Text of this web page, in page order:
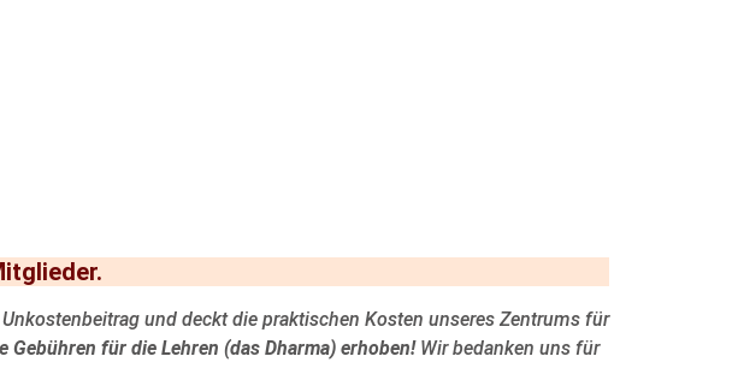
und deckt die praktischen Kosten unseres Zentrums für
Gebühren für die Lehren (das Dharma) erhoben!Wir bedanken uns für